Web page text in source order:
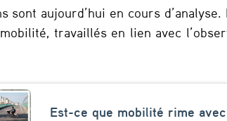
sont aujourd’hui en cours
travaillés en lien avec
Est-ce que mobilité rime